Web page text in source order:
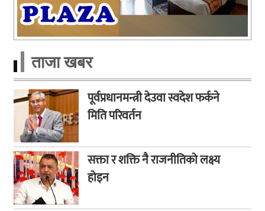
ताजा खबर
पूर्वप्रधानमन्त्री देउवा स्वदेश फर्कने
मिति परिवर्तन
सक्ता र शक्ति नै राजनीतिको लक्ष्य
होइन